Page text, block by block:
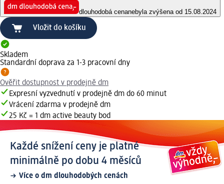
dlouhodobá cenanebyla zvýšena od 15.08.2024
Vložit do košíku
Skladem
Standardní doprava za 1-3 pracovní dny
Ověřit dostupnost v prodejně dm
Expresní vyzvednutí v prodejně dm do 60 minut
Vrácení zdarma v prodejně dm
25 Kč = 1 dm active beauty bod
Každé snížení ceny je platné
minimálně po dobu 4 měsíců
Více o dm dlouhodobých cenách